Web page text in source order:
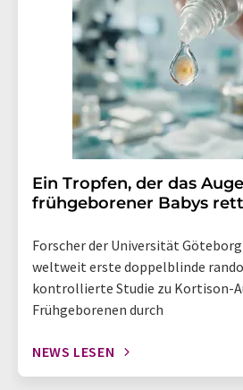
Ein Tropfen, der das
frühgeborener Babys
Forscher der Universität
weltweit erste doppelblinde
kontrollierte Studie zu Kortison-
Frühgeborenen durch
NEWS LESEN